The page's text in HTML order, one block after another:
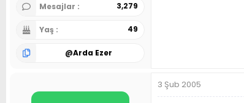
Mesajlar 3,279
Yaş 49
@Arda Ezer
3 Şub 2005